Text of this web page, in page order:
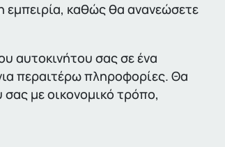
εμπειρία, καθώς θα ανανεώσετε
αυτοκινήτου σας σε ένα
περαιτέρω πληροφορίες. Θα
με οικονομικό τρόπο,